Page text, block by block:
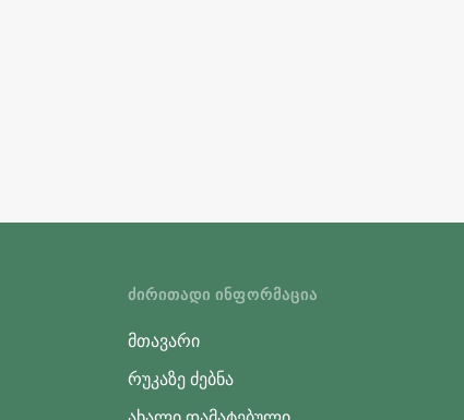
ᲫᲘᲠᲘᲗᲐᲓᲘ ᲘᲜᲤᲝᲠᲛᲐᲪᲘᲐ
მთავარი
რუკაზე ძებნა